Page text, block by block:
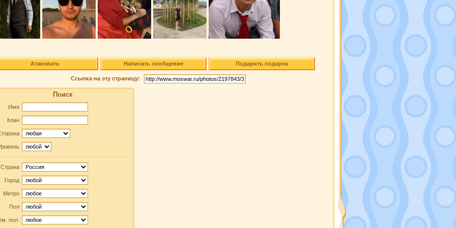
Атаковать Написать сообщение Подарить подарок
Ссылка на эту страницу:
Поиск
Имя
Клан
Страна
Город
Метро
Пол
пол.